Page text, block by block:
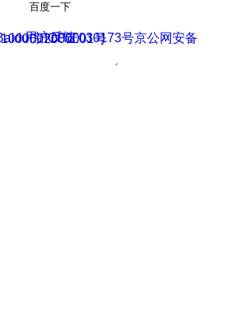
百度一下
用户反馈
京ICP证030173号
公网安备11000002000001号